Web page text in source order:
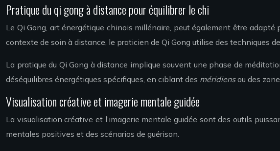
Pratique du qi gong à distance pour équilibrer le chi
Le Qi Gong, art énergétique chinois millénaire, peut également être
contexte de soin à distance, le praticien de Qi Gong utilise des techniques
La pratique du Qi Gong à distance implique souvent une phase de
déséquilibres énergétiques spécifiques, en ciblant des méridiensou des
Visualisation créative et imagerie mentale guidée
La visualisation créative et l’imagerie mentale guidée sont des outils
mentales positives et des scénarios de guérison.